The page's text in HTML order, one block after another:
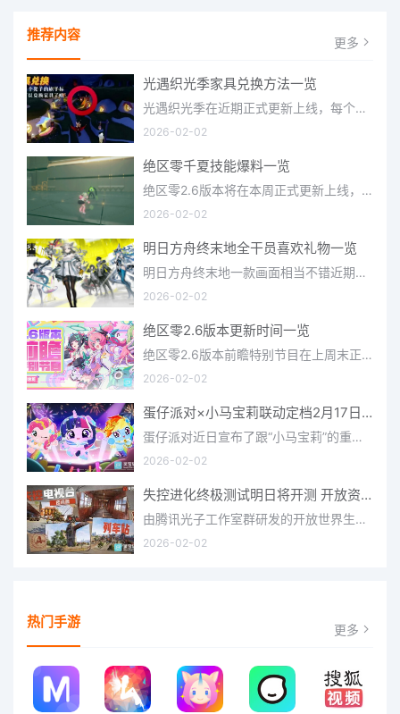
推荐内容 更多
光遇织光季家具兑换方法一览
光遇织光季在近期正式更新上线，每个季节都有着许多全新内容和资讯可以让你来体验，不少刚体验的小伙伴想要知道
2026-02-02
绝区零千夏技能爆料一览
绝区零2.6版本将在本周正式更新上线，上周的前瞻直播官方给玩家们带来关于最新版本的卡池信息和相关活动内容，
2026-02-02
明日方舟终末地全干员喜欢礼物一览
明日方舟终末地一款画面相当不错近期非常火爆的大型二次元冒险游戏，这里有相当多好看的干员可以让你来抽取并
2026-02-02
绝区零2.6版本更新时间一览
绝区零2.6版本前瞻特别节目在上周末正式播出，官方给玩家们带来了许多关于最新版本的相关资讯和上线时间，不少
2026-02-02
蛋仔派对×小马宝莉联动定档2月17日 联动外观将登场
蛋仔派对近日宣布了跟“小马宝莉”的重磅联动！并且时间定档在了2月17日，此次联动将会上新很多外观，各种小马宝
2026-02-02
失控进化终极测试明日将开测 开放资格预下载已开启
由腾讯光子工作室群研发的开放世界生存进化手游《失控进化》宣布，终极测试将于明日正式开启，目前测试资格预下
2026-02-02
热门手游 更多